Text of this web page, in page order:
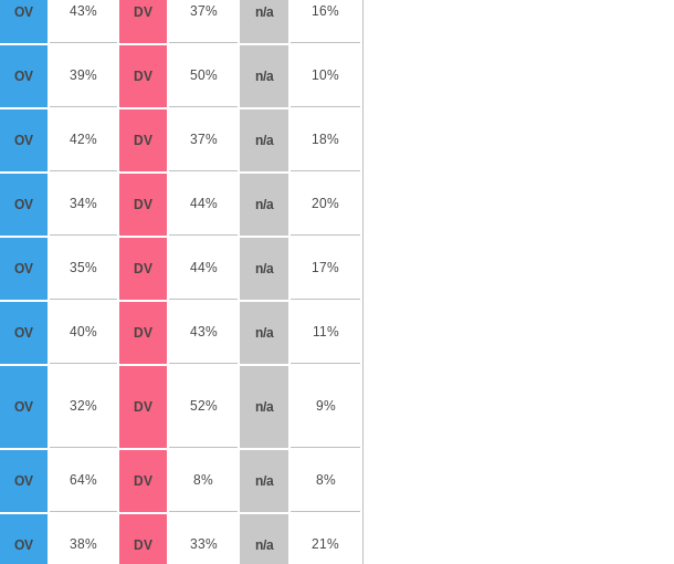
OV 43% DV 37% n/a 16%
OV 39% DV 50% n/a 10%
OV 42% DV 37% n/a 18%
OV 34% DV 44% n/a 20%
OV 35% DV 44% n/a 17%
OV 40% DV 43% n/a 11%
OV 32% DV 52% n/a 9%
OV 64% DV 8% n/a 8%
OV 38% DV 33% n/a 21%